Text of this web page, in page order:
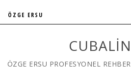
ÖZGE ERSU PROFESYONEL
ÖZGE ERSU